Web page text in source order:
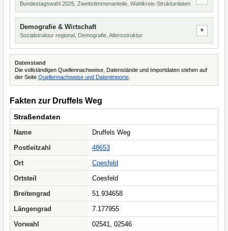
Bundestagswahl 2025, Zweitstimmenanteile, Wahlkreis-Strukturdaten
Demografie & Wirtschaft
Sozialstruktur regional, Demografie, Altersstruktur
Datenstand
Die vollständigen Quellennachweise, Datenstände und Importdaten stehen auf
der Seite Quellennachweise und Datenimporte
Fakten zur Druffels Weg
Straßendaten
Name
Druffels Weg
Postleitzahl
48653
Ort
Coesfeld
Ortsteil
Coesfeld
Breitengrad
51.934658
Längengrad
7.177955
Vorwahl
02541, 02546